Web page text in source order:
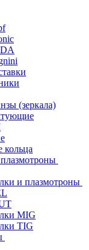
(зеркала)
кольца
и плазмотроны
MIG
TIG